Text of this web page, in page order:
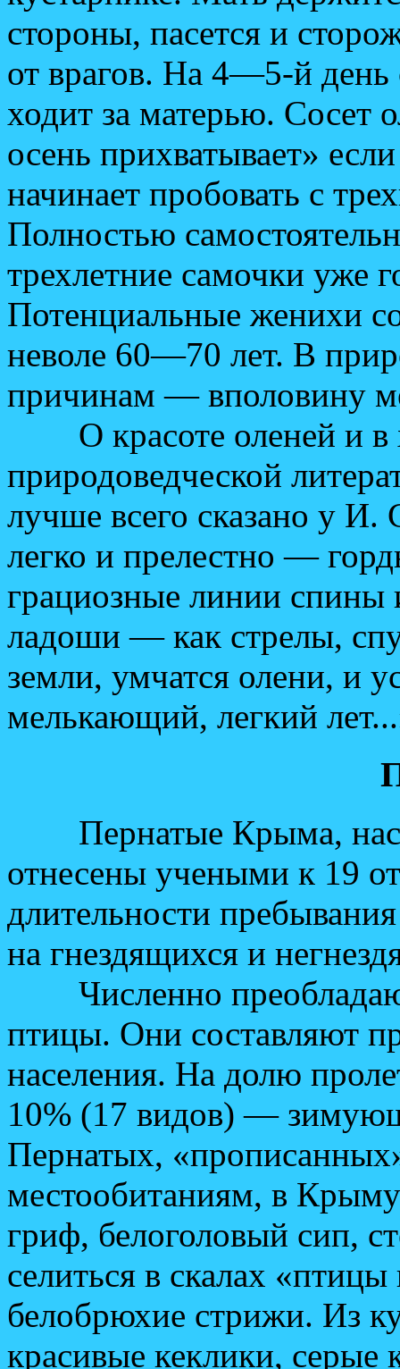
стороны, пасется и
от врагов. На 4—5-й день
ходит за матерью. Сосет
осень прихватывает»
начинает пробовать с
Полностью
трехлетние самочки уже
Потенциальные женихи
неволе 60—70 лет. В
причинам — вполовину
О красоте оленей и в
природоведческой
лучше всего сказано у
легко и прелестно —
грациозные линии спины
ладоши — как стрелы,
земли, умчатся олени, и
мелькающий, легкий
Пернатые Крыма,
отнесены учеными к 19
длительности
на гнездящихся и
Численно
птицы. Они составляют
населения. На долю
10% (17 видов) —
Пернатых,
местообитаниям, в
гриф, белоголовый сип,
селиться в скалах
белобрюхие стрижи. Из
красивые кеклики, серые